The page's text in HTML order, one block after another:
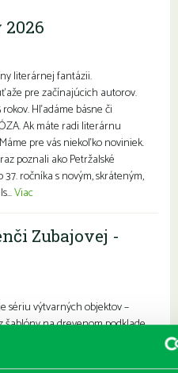
literárnej fantázii.
pre začínajúcich autorov.
Hľadáme básne či
Ak máte radi literárnu
pre vás niekoľko noviniek.
poznali ako Petržalské
ročníka s novým, skráteným,
Viac
Zubajovej -
sériu výtvarných objektov –
šablóny na drevenom podklade
ktorá cez každodenné
spomienok. Projekt je